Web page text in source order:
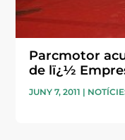
Parcmotor
de lï¿½
JUNY 7, 2011 |